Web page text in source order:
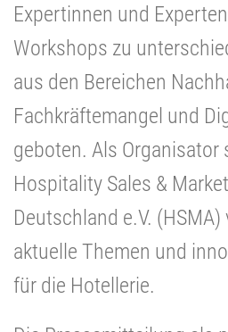
Expertinnen und
Workshops zu
aus den Bereichen
Fachkräftemangel und
geboten. Als Organisator
Hospitality Sales &
Deutschland e.V.
aktuelle Themen und
für die Hotellerie.